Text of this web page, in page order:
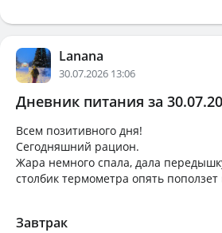
Lanana
30.07.2026 13:06
Дневник питания за
Всем позитивного дня!
Сегодняшний рацион.
Жара немного спала, дала
столбик термометра опять поползет
Завтрак